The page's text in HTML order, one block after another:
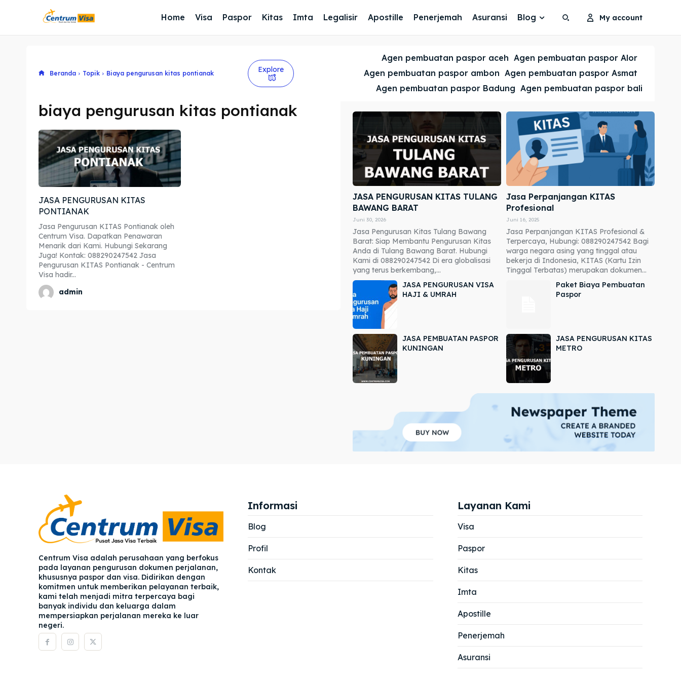
Explore our destinations
Blog
Cari
Explore our destinations
Blog
Cari
Home Visa Paspor Kitas Imta Legalisir Apostille Penerjemah Asuransi Blog My account
Beranda Topik Biaya pengurusan kitas pontianak Explore
Agen pembuatan paspor aceh Agen pembuatan paspor Alor
Agen pembuatan paspor ambon Agen pembuatan paspor Asmat
Agen pembuatan paspor Badung Agen pembuatan paspor bali
biaya pengurusan kitas pontianak
JASA PENGURUSAN KITAS
PONTIANAK
Jasa Pengurusan KITAS Pontianak oleh
Centrum Visa. Dapatkan Penawaran
Menarik dari Kami. Hubungi Sekarang
Juga! Kontak: 088290247542 Jasa
Pengurusan KITAS Pontianak - Centrum
Visa hadir...
admin
JASA PENGURUSAN KITAS TULANG
BAWANG BARAT
Juni 30, 2026
Jasa Pengurusan Kitas Tulang Bawang
Barat: Siap Membantu Pengurusan Kitas
Anda di Tulang Bawang Barat. Hubungi
Kami di 088290247542 Di era globalisasi
yang terus berkembang,...
Jasa Perpanjangan KITAS
Profesional
Juni 16, 2025
Jasa Perpanjangan KITAS Profesional &
Terpercaya, Hubungi: 088290247542 Bagi
warga negara asing yang tinggal atau
bekerja di Indonesia, KITAS (Kartu Izin
Tinggal Terbatas) merupakan dokumen...
JASA PENGURUSAN VISA
HAJI & UMRAH
Paket Biaya Pembuatan
Paspor
JASA PEMBUATAN PASPOR
KUNINGAN
JASA PENGURUSAN KITAS
METRO
Centrum Visa adalah perusahaan yang berfokus
pada layanan pengurusan dokumen perjalanan,
khususnya paspor dan visa. Didirikan dengan
komitmen untuk memberikan pelayanan terbaik,
kami telah menjadi mitra terpercaya bagi
banyak individu dan keluarga dalam
mempersiapkan perjalanan mereka ke luar
negeri.
Informasi
Blog
Profil
Kontak
Layanan Kami
Visa
Paspor
Kitas
Imta
Apostille
Penerjemah
Asuransi